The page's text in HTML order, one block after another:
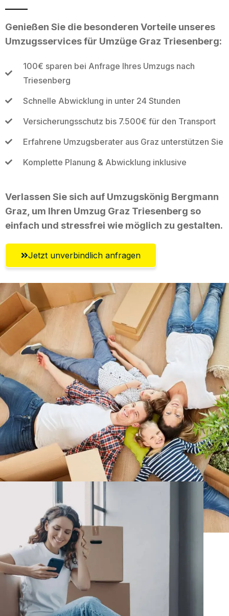
Genießen Sie die besonderen Vorteile unseres
Umzugsservices für Umzüge Graz Triesenberg:
100€ sparen bei Anfrage Ihres Umzugs nach
Triesenberg
Schnelle Abwicklung in unter 24 Stunden
Versicherungsschutz bis 7.500€ für den Transport
Erfahrene Umzugsberater aus Graz unterstützen Sie
Komplette Planung & Abwicklung inklusive
Verlassen Sie sich auf Umzugskönig Bergmann
Graz, um Ihren Umzug Graz Triesenberg so
einfach und stressfrei wie möglich zu gestalten.
Jetzt unverbindlich anfragen